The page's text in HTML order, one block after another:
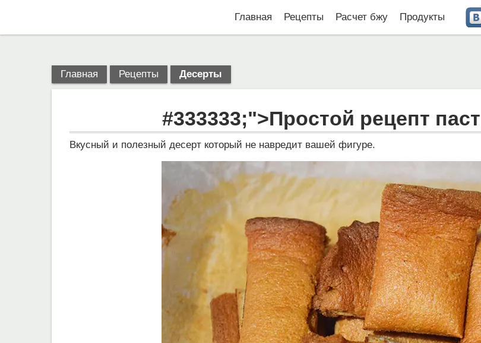
Главная Рецепты Расчет бжу Продукты
Главная Рецепты Десерты
#333333;">Простой рецепт
Вкусный и полезный десерт который не навредит вашей фигуре.